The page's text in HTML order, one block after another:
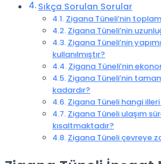
Sıkça Sorulan Sorular
Zigana Tüneli’nin
Zigana Tüneli’nin
Zigana Tüneli’nin
kullanılmıştır?
Zigana Tüneli’nin
Zigana Tüneli’nin
kadardır?
Zigana Tüneli hangi
Zigana Tüneli ulaşım
kısaltmaktadır?
Zigana Tüneli çevreye